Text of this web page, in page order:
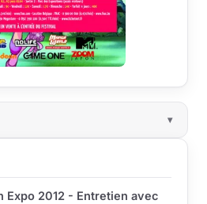
Expo 2012 - Entretien avec